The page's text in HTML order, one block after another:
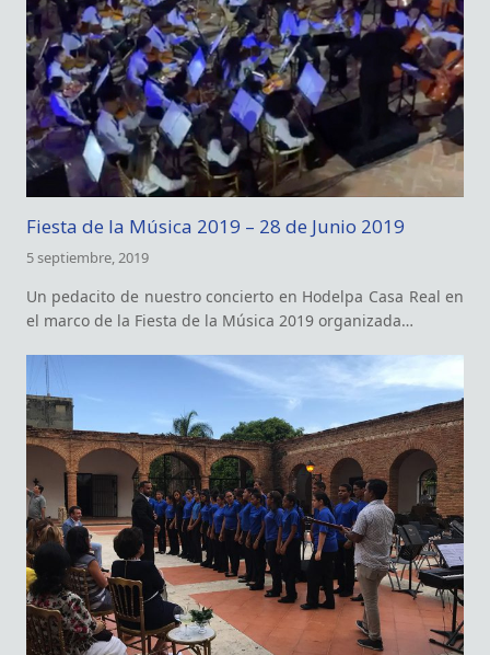
Fiesta de la Música 2019 – 28 de Junio 2019
5 septiembre, 2019
Un pedacito de nuestro concierto en Hodelpa Casa Real en
el marco de la Fiesta de la Música 2019 organizada…